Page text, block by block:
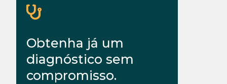
Obtenha já um
diagnóstico sem
compromisso.